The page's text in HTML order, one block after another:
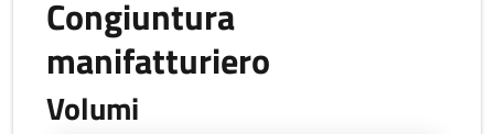
Congiuntura
manifatturiero
Volumi